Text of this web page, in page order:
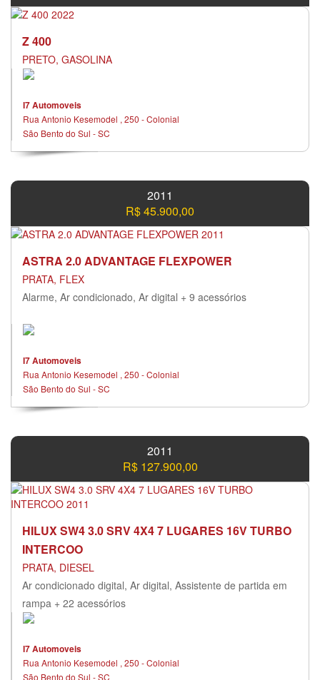
Z 400
PRETO, GASOLINA
I7 Automoveis
Rua Antonio Kesemodel , 250 - Colonial
São Bento do Sul - SC
2011
R$ 45.900,00
ASTRA 2.0 ADVANTAGE FLEXPOWER
PRATA, FLEX
Alarme, Ar condicionado, Ar digital + 9 acessórios
I7 Automoveis
Rua Antonio Kesemodel , 250 - Colonial
São Bento do Sul - SC
2011
R$ 127.900,00
HILUX SW4 3.0 SRV 4X4 7 LUGARES 16V TURBO
INTERCOO
PRATA, DIESEL
Ar condicionado digital, Ar digital, Assistente de partida em
rampa + 22 acessórios
I7 Automoveis
Rua Antonio Kesemodel , 250 - Colonial
São Bento do Sul - SC